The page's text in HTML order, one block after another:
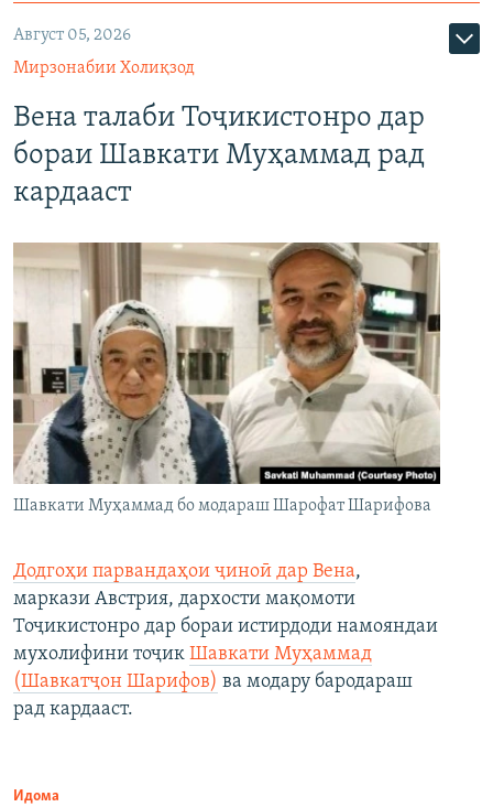
Август 05, 2026
Мирзонабии Холиқзод
Вена талаби Тоҷикистонро дар
бораи Шавкати Муҳаммад рад
кардааст
Шавкати Муҳаммад бо модараш Шарофат Шарифова
Додгоҳи парвандаҳои ҷиноӣ дар Вена,
маркази Австрия, дархости мақомоти
Тоҷикистонро дар бораи истирдоди намояндаи
мухолифини тоҷик Шавкати Муҳаммад
(Шавкатҷон Шарифов) ва модару бародараш
рад кардааст.
Идома